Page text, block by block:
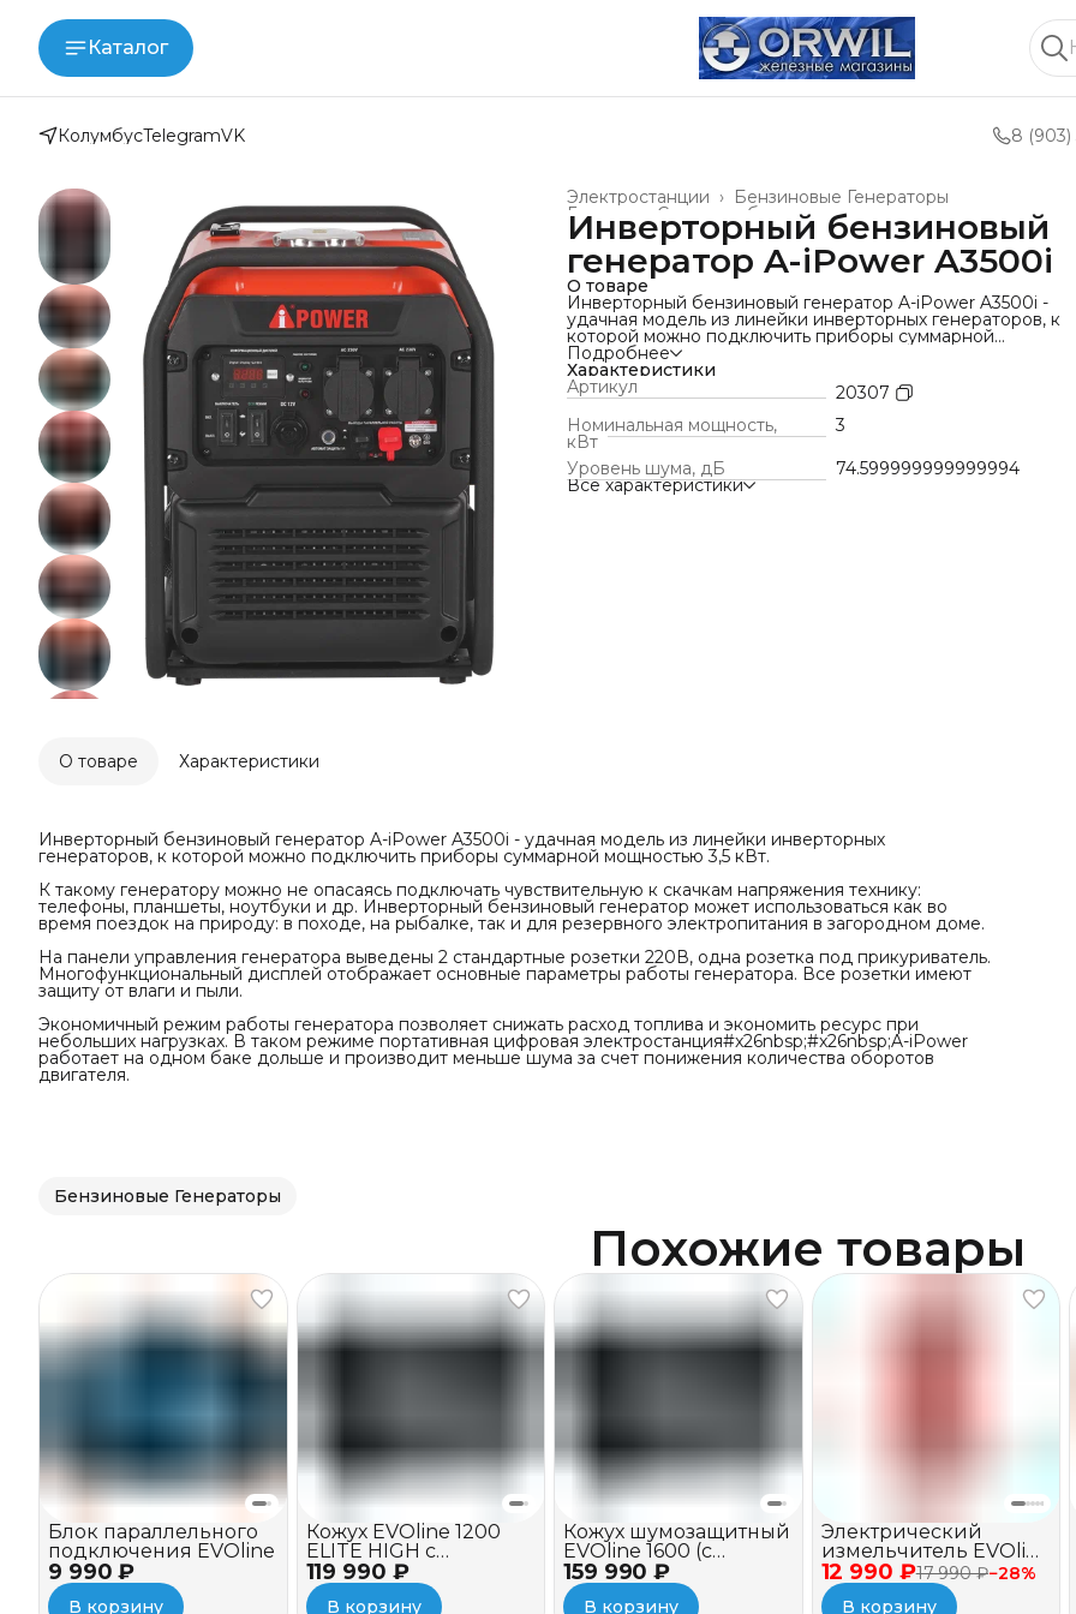
Каталог
КолумбусTelegramVK 8 (903)
Бензиновые Генераторы
Электростанции ›
Силовое оборудование и техника
Главная
Инверторный бензиновый
генератор A-iPower A3500i
О товаре
Инверторный бензиновый генератор A-iPower A3500i -
удачная модель из линейки инверторных генераторов, к
которой можно подключить приборы суммарной
мощностью 3,5 кВт.
К такому генератору можно не опасаясь подключать
чувствительную к скачкам напряжения технику:
планшеты, ноутбуки и др. Инверторный бензиновый
генератор может использоваться как во время поездок на
природу: в походе, на рыбалке, так и для резервного
электропитания в загородном доме.
На панели управления генератора выведены 2
розетки 220В, одна розетка под прикуриватель.
Подробнее
Характеристики
Артикул
20307
Номинальная мощность,
кВт
3
Уровень шума, дБ
74.599999999999994
Все характеристики
О товаре Характеристики
Инверторный бензиновый генератор A-iPower A3500i - удачная модель из линейки инверторных
генераторов, к которой можно подключить приборы суммарной мощностью 3,5 кВт.
К такому генератору можно не опасаясь подключать чувствительную к скачкам напряжения технику:
телефоны, планшеты, ноутбуки и др. Инверторный бензиновый генератор может использоваться как во
время поездок на природу: в походе, на рыбалке, так и для резервного электропитания в загородном доме.
На панели управления генератора выведены 2 стандартные розетки 220В, одна розетка под прикуриватель.
Многофункциональный дисплей отображает основные параметры работы генератора. Все розетки имеют
защиту от влаги и пыли.
Экономичный режим работы генератора позволяет снижать расход топлива и экономить ресурс при
небольших нагрузках. В таком режиме портативная цифровая электростанция#x26nbsp;#x26nbsp;A-iPower
работает на одном баке дольше и производит меньше шума за счет понижения количества оборотов
двигателя.
Бензиновые Генераторы
Похожие товары
9 990 ₽
Блок параллельного
подключения EVOline
В корзину
119 990 ₽
Кожух EVOline 1200
ELITE HIGH c
вентилятором
В корзину
159 990 ₽
Кожух шумозащитный
EVOline 1600 (c
вентилятором)
В корзину
12 990 ₽17 990 ₽−28%
Электрический
измельчитель EVOline
BSE 2500
В корзину